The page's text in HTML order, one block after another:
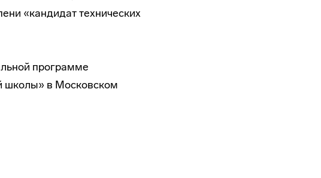
«кандидат технических
программе
школы» в Московском